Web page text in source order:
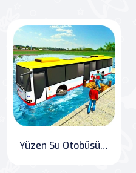
Yüzen Su Otobüsü Yarış Oyunu 3D